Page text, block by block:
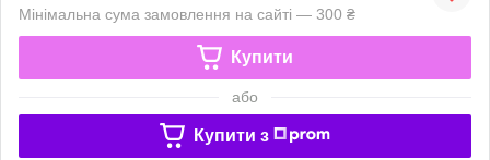
Мінімальна сума замовлення на сайті — 300 ₴
Купити
або
Купити з